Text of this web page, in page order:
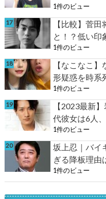
1件のビュー
【比較】菅
と！？低い印
1件のビュー
【なこなこ
形疑惑を時系
1件のビュー
【2023最新
代彼女は6人
1件のビュー
坂上忍｜バイ
ぎる降板理由
1件のビュー